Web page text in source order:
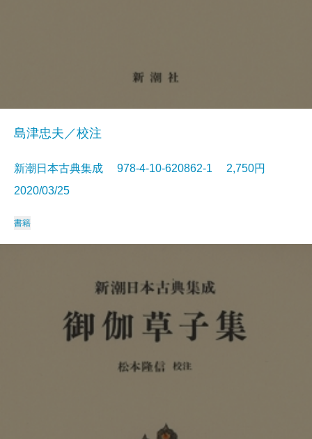
島津忠夫／校注
新潮日本古典集成 978-4-10-620862-1 2,750円
2020/03/25
書籍